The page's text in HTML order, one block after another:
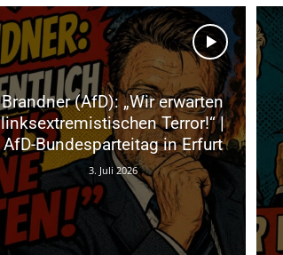
Brandner (AfD): „Wir erwarten
linksextremistischen Terror!“ |
AfD-Bundesparteitag in Erfurt
3. Juli 2026